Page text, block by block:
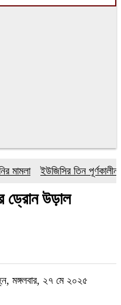
ইউজিসির তিন পূর্ণকালীন
ড্রোন উড়াল
মঙ্গলবার, ২৭ মে ২০২৫